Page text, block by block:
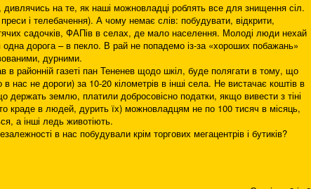
на те, як наші можновладці роблять все для знищення сіл.
і телебачення). А чому немає слів: побудувати, відкрити,
садочків, ФАПів в селах, де мало населення. Молоді люди нехай
дорога – в пекло. В рай не попадемо із-за «хороших побажань»
дурними.
в районній газеті пан Тененев щодо шкіл, буде полягати в тому, що
нас не дороги) за 10-20 кілометрів в інші села. Не вистачає коштів в
держать землю, платили добросовісно податки, якщо вивести з тіні
краде в людей, дурить їх) можновладцям не по 100 тисяч в місяць,
а інші ледь животіють.
в нас побудували крім торгових мегацентрів і бутиків?